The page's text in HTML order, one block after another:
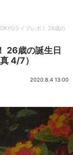
ライブレポ！ 26歳の
26歳の誕生日
4/7）
2020.8.4 13:00